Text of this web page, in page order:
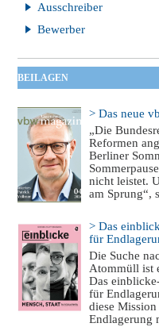
Ausschreiber
Bewerber
BEILAGEN
> Das neue
„Die
Reformen
Berliner
nicht leistet.
am Sprung“,
> Das
für
Die Suche
Atommüll ist
Das
für
diese
Endlagerung